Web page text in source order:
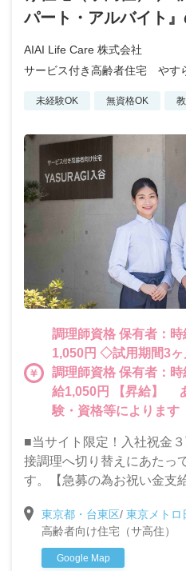
パート・アルバイト
AIAI Life Care 株式会社
サービス付き高齢者住宅 やす
未経験OK 無資格OK
調理師資格 保有者：
1,050円 ◇試用期間3ヶ月あり◇ 試用期間中：
調理師資格 保有者：
給1,050円 【昇給】 あり ※給与幅は能力・経
験・資格等によります
■当サイト限定！入社祝金
接調理へ切り替えにあたっ
す。【急募の為お祝い金支
東京都・台東区/ 東京メトロ
高齢者向け住宅（サ高住）
Google Map